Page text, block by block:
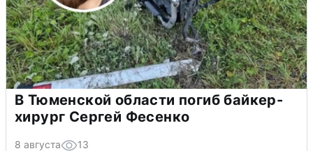
В Тюменской области погиб байкер-
хирург Сергей Фесенко
8 августа 13